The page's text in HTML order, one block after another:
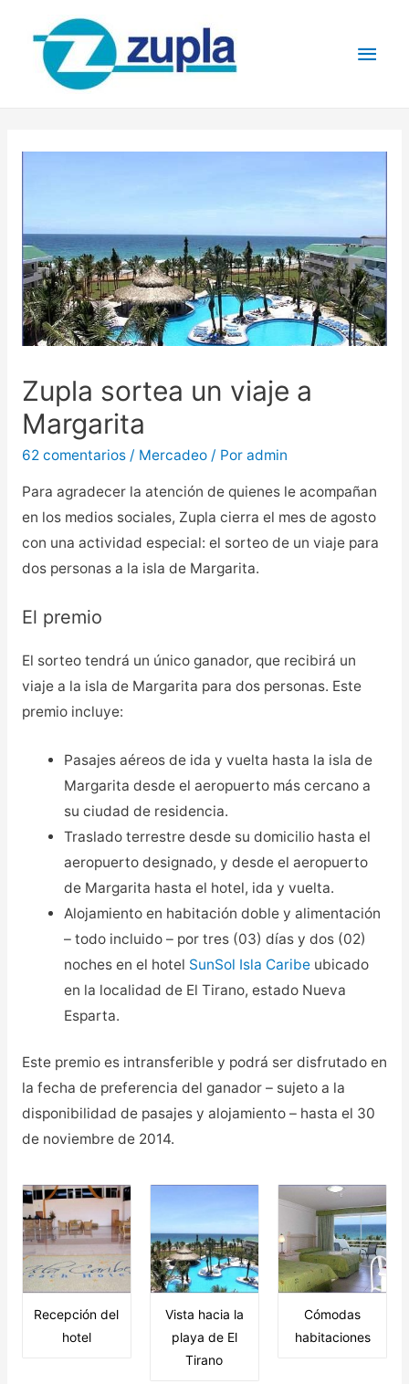
Zupla sortea un viaje a
Margarita
62 comentarios / Mercadeo/ Por admin
Para agradecer la atención de quienes le acompañan
en los medios sociales, Zupla cierra el mes de agosto
con una actividad especial: el sorteo de un viaje para
dos personas a la isla de Margarita.
El premio
El sorteo tendrá un único ganador, que recibirá un
viaje a la isla de Margarita para dos personas. Este
premio incluye:
Pasajes aéreos de ida y vuelta hasta la isla de
Margarita desde el aeropuerto más cercano a
su ciudad de residencia.
Traslado terrestre desde su domicilio hasta el
aeropuerto designado, y desde el aeropuerto
de Margarita hasta el hotel, ida y vuelta.
Alojamiento en habitación doble y alimentación
– todo incluido – por tres (03) días y dos (02)
noches en el hotel SunSol Isla Caribe ubicado
en la localidad de El Tirano, estado Nueva
Esparta.
Este premio es intransferible y podrá ser disfrutado en
la fecha de preferencia del ganador – sujeto a la
disponibilidad de pasajes y alojamiento – hasta el 30
de noviembre de 2014.
Recepción del
hotel
Vista hacia la
playa de El
Tirano
Cómodas
habitaciones